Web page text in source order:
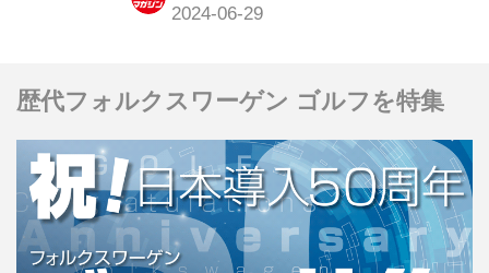
歴代フォルクスワーゲン ゴルフを特集